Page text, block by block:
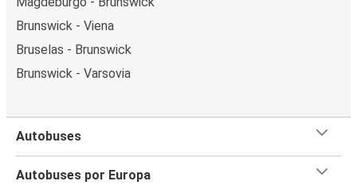
Brunswick - Viena
Bruselas - Brunswick
Brunswick - Varsovia
Autobuses
Autobuses por Europa